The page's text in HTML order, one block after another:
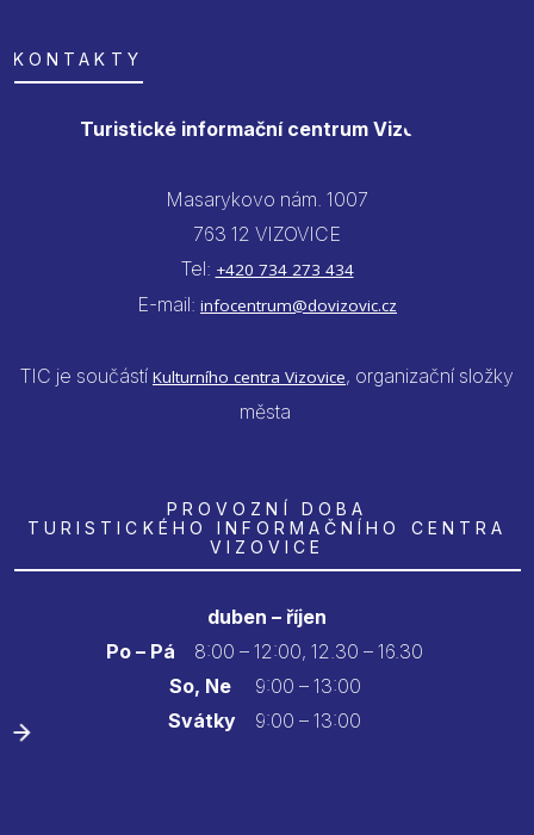
KONTAKTY
Turistické informační centrum Vizovice
Masarykovo nám. 1007
763 12 VIZOVICE
Tel: +420 734 273 434
E-mail: infocentrum@dovizovic.cz
TIC je součástí Kulturního centra Vizovice, organizační složky
města
PROVOZNÍ DOBA
TURISTICKÉHO INFORMAČNÍHO CENTRA
VIZOVICE
duben – říjen
Po – Pá
8:00 – 12:00, 12.30 – 16.30
So, Ne9:00 – 13:00
Svátky 9:00 – 13:00